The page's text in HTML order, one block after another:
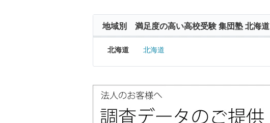
地域別 満足度の高い高校受験 集団塾 北海道
北海道 北海道